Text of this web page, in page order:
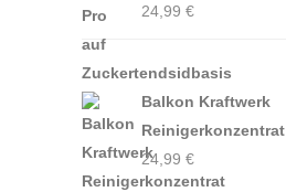
24,99 €
Balkon Kraftwerk
Reinigerkonzentrat
24,99 €